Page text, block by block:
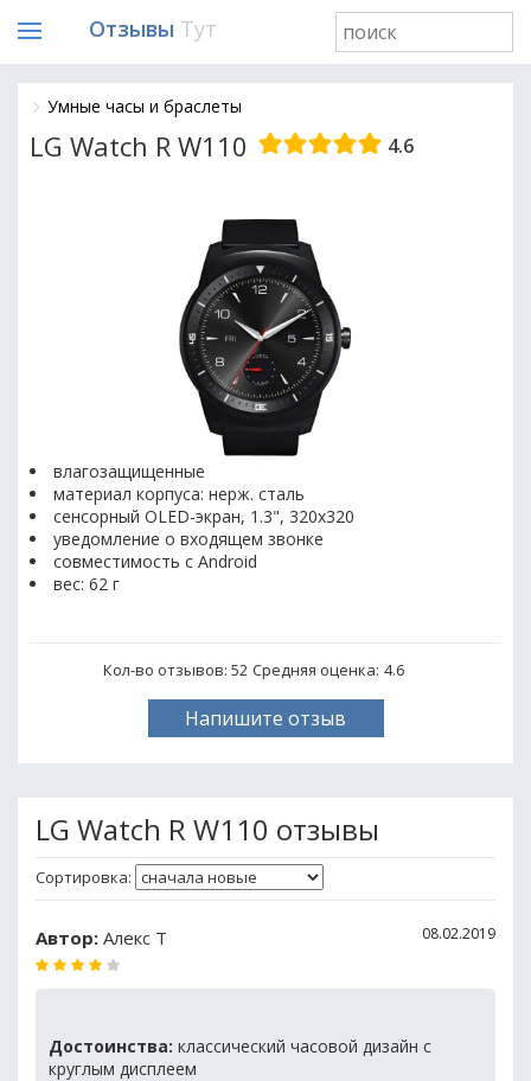
Отзывы Тут
Умные часы и браслеты
LG Watch R W110 4.6
влагозащищенные
материал корпуса: нерж. сталь
сенсорный OLED-экран, 1.3", 320x320
уведомление о входящем звонке
совместимость с Android
вес: 62 г
Кол-во отзывов: 52 Средняя оценка: 4.6
Напишите отзыв
LG Watch R W110 отзывы
Сортировка:
Автор: Алекс Т 08.02.2019
Достоинства: классический часовой дизайн с
круглым дисплеем